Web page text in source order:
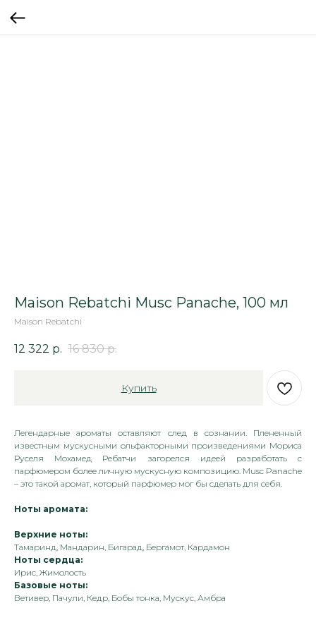
Maison Rebatchi Musc Panache, 100 мл
Maison Rebatchi
12 322 р. 16 830 р.
Купить
Легендарные ароматы оставляют след в сознании. Плененный
известным мускусными ольфакторными произведениями Мориса
Руселя Мохамед Ребатчи загорелся идеей разработать с
парфюмером более личную мускусную композицию. Musc Panache
– это такой аромат, который парфюмер мог бы сделать для себя.
Ноты аромата:
Верхние ноты:
Тамаринд, Мандарин, Бигарад, Бергамот, Кардамон
Ноты сердца:
Ирис, Жимолость
Базовые ноты:
Ветивер, Пачули, Кедр, Бобы тонка, Мускус, Амбра